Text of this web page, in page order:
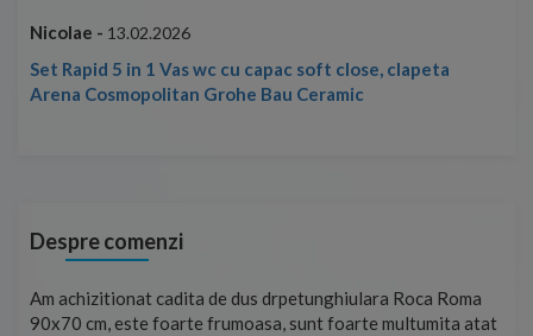
Nicolae - 13.02.2026
Set Rapid 5 in 1 Vas wc cu capac soft close, clapeta
Arena Cosmopolitan Grohe Bau Ceramic
Despre comenzi
Am achizitionat cadita de dus drpetunghiulara Roca Roma
90x70 cm, este foarte frumoasa, sunt foarte multumita atat